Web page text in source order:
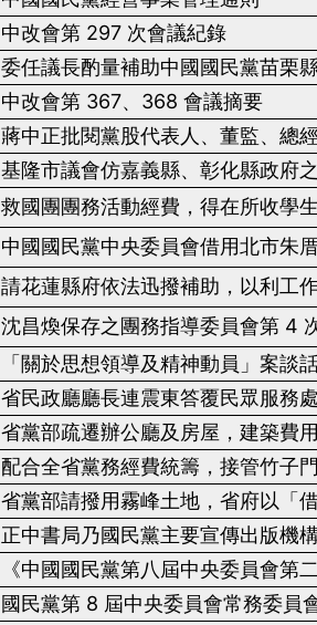
中改會第 297 次會議紀錄
委任議長酌量補助中國國民黨苗栗
中改會第 367、 368會議摘要
蔣中正批閱黨股代表人、董監、總
基隆市議會仿嘉義縣、彰化縣政府
救國團團務活動經費，得在所收學
中國國民黨中央委員會借用北市朱
請花蓮縣府依法迅撥補助，以利工
沈昌煥保存之團務指導委員會第 4
「關於思想領導及精神動員」案談
省民政廳廳長連震東答覆民眾服務
省黨部疏遷辦公廳及房屋，建築費
配合全省黨務經費統籌，接管竹子
省黨部請撥用霧峰土地，省府以「
正中書局乃國民黨主要宣傳出版機
《中國國民黨第八屆中央委員會第
國民黨第 8 屆中央委員會常務委員